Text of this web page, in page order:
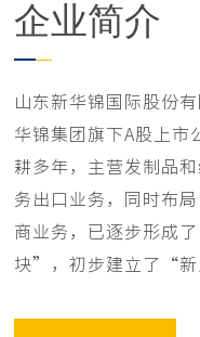
企业简介
山东新华锦国际股份
华锦集团旗下A股上市
耕多年，主营发制品
务出口业务，同时布
商业务，已逐步形成
块”，初步建立了“新